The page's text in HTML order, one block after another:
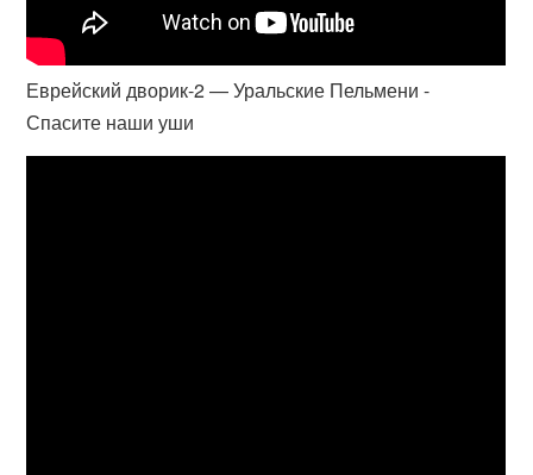
Еврейский дворик-2 — Уральские Пельмени -
Спасите наши уши